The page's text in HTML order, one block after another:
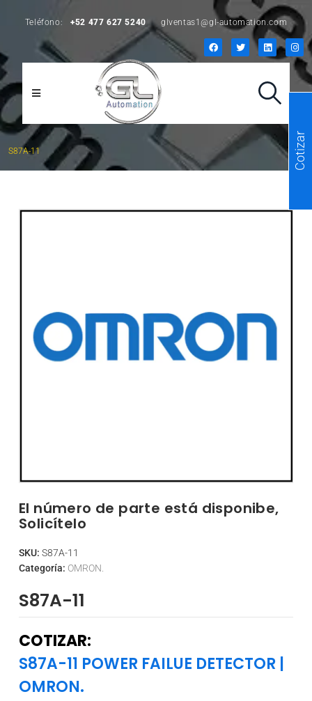
Teléfono: +52 477 627 5240 glventas1@gl-automation.com
S87A-11
El número de parte está disponibe,
Solicítelo
SKU: S87A-11
Categoría: OMRON.
S87A-11
COTIZAR:
S87A-11 POWER FAILUE DETECTOR |
OMRON.
Cotizar